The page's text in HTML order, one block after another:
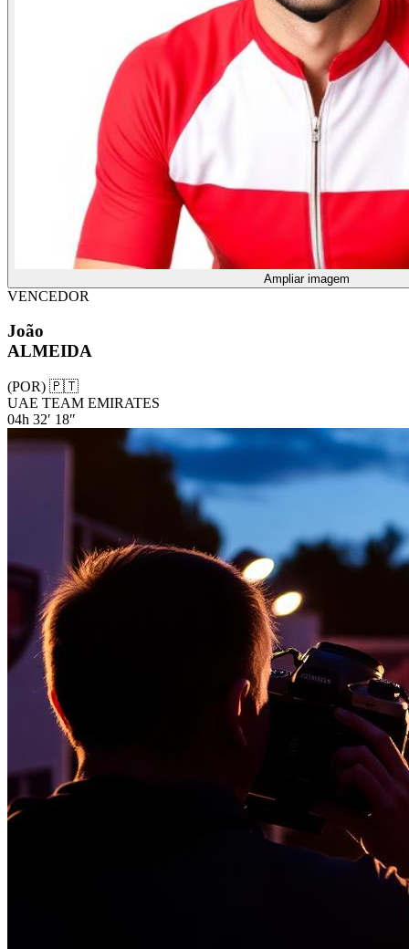
Ampliar imagem
VENCEDOR
João
ALMEIDA
(POR) 🇵🇹
UAE TEAM EMIRATES
04h 32′ 18″